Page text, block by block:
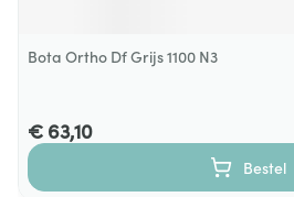
Bota Ortho Df Grijs 1100 N3
€ 63,10
Bestel